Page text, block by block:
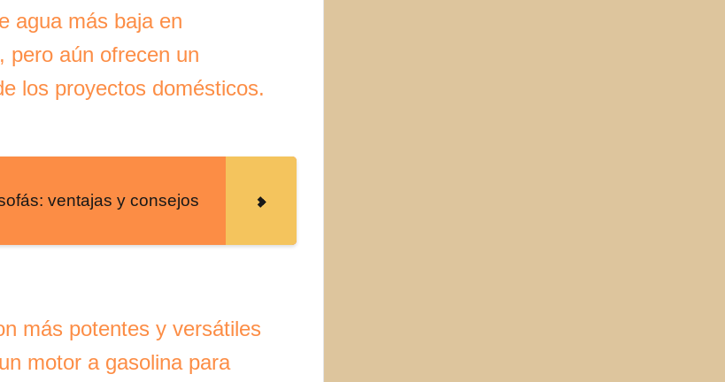
agua más baja en
pero aún ofrecen un
los proyectos domésticos.
ventajas y consejos
más potentes y versátiles
motor a gasolina para